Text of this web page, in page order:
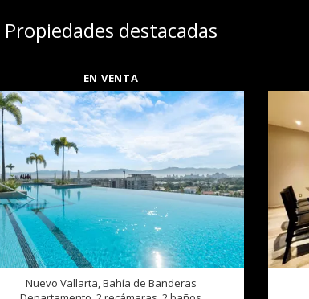
Propiedades destacadas
EN VENTA
Nuevo Vallarta, Bahía de Banderas